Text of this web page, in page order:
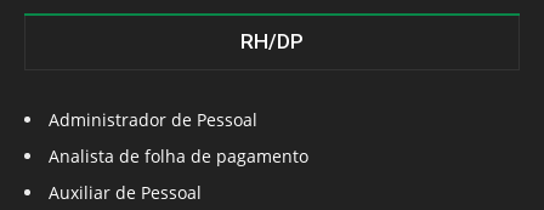
RH/DP
Administrador de Pessoal
Analista de folha de pagamento
Auxiliar de Pessoal